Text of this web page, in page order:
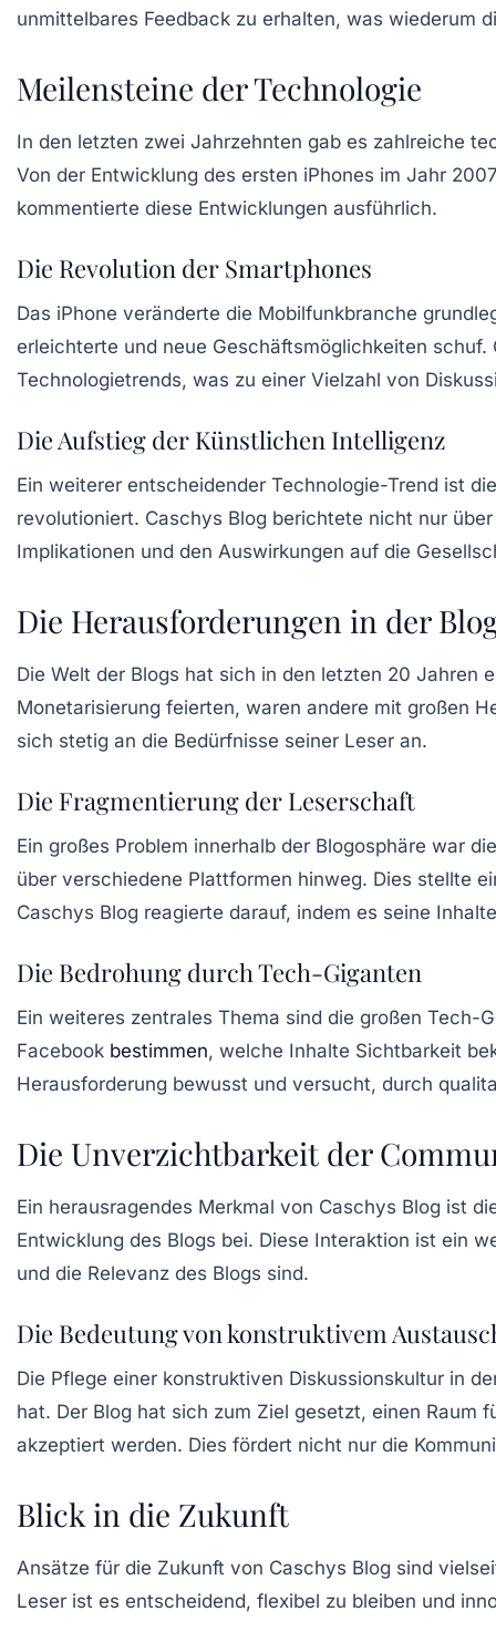
unmittelbares Feedback zu erhalten, was wiederum
Meilensteine der Technologie
In den letzten zwei Jahrzehnten gab es zahlreiche
Von der Entwicklung des ersten iPhones im Jahr
kommentierte diese Entwicklungen ausführlich.
Die Revolution der Smartphones
Das iPhone veränderte die Mobilfunkbranche
erleichterte und neue Geschäftsmöglichkeiten
Technologietrends, was zu einer Vielzahl von
Die Aufstieg der Künstlichen Intelligenz
Ein weiterer entscheidender Technologie-Trend ist
revolutioniert. Caschys Blog berichtete nicht nur
Implikationen und den Auswirkungen auf die
Die Herausforderungen in der
Die Welt der Blogs hat sich in den letzten 20 Jahren
Monetarisierung feierten, waren andere mit großen
sich stetig an die Bedürfnisse seiner Leser an.
Die Fragmentierung der Leserschaft
Ein großes Problem innerhalb der Blogosphäre war
über verschiedene Plattformen hinweg. Dies stellte
Caschys Blog reagierte darauf, indem es seine
Die Bedrohung durch Tech-Giganten
Ein weiteres zentrales Thema sind die großen Tech-
Facebook bestimmen, welche Inhalte Sichtbarkeit
Herausforderung bewusst und versucht, durch
Die Unverzichtbarkeit der
Ein herausragendes Merkmal von Caschys Blog ist
Entwicklung des Blogs bei. Diese Interaktion ist ein
und die Relevanz des Blogs sind.
Die Bedeutung von konstruktivem
Die Pflege einer konstruktiven Diskussionskultur in
hat. Der Blog hat sich zum Ziel gesetzt, einen Raum
akzeptiert werden. Dies fördert nicht nur die
Blick in die Zukunft
Ansätze für die Zukunft von Caschys Blog sind
Leser ist es entscheidend, flexibel zu bleiben und